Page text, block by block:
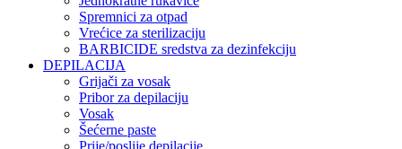
Spremnici za otpad
Vrećice za sterilizaciju
BARBICIDE sredstva za dezinfekciju
DEPILACIJA
Grijači za vosak
Pribor za depilaciju
Vosak
Šećerne paste
Prije/poslije depilacije